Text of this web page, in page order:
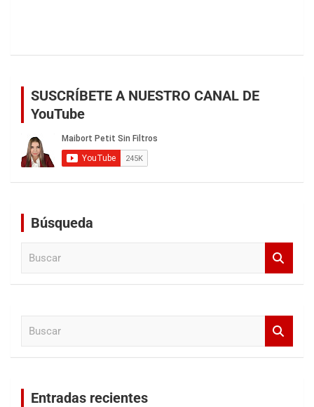
SUSCRÍBETE A NUESTRO CANAL DE
YouTube
Búsqueda
Entradas recientes